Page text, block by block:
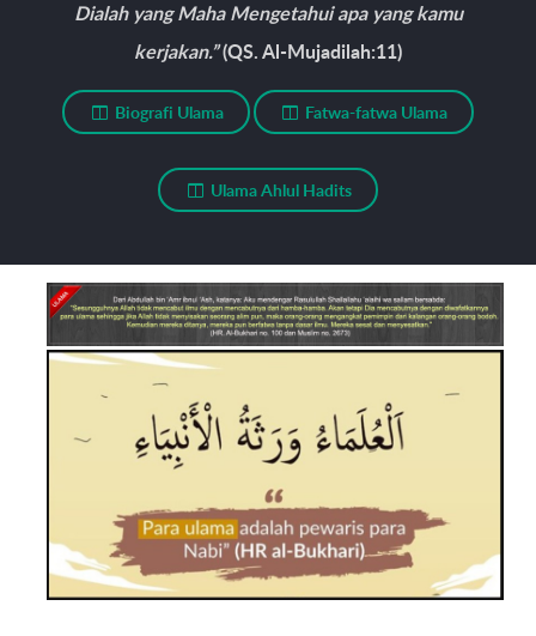
Dialah yang Maha Mengetahui apa yang kamu
kerjakan.”(QS. Al-Mujadilah:11)
Biografi Ulama Fatwa-fatwa Ulama
Ulama Ahlul Hadits